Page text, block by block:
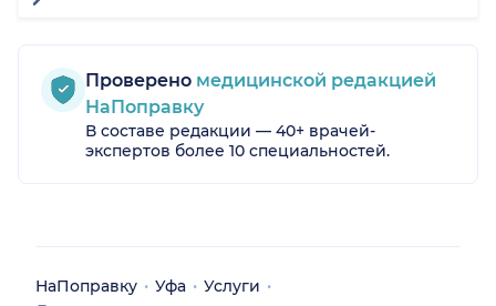
Проверено медицинской редакцией
НаПоправку
В составе редакции — 40+ врачей-
экспертов более 10 специальностей.
НаПоправку Уфа
Услуги